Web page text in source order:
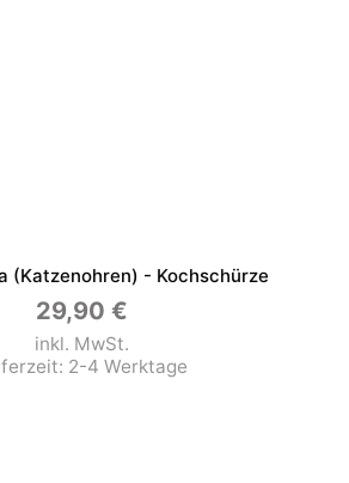
(Katzenohren) - Kochschürze
29,90 €
inkl. MwSt.
2-4 Werktage